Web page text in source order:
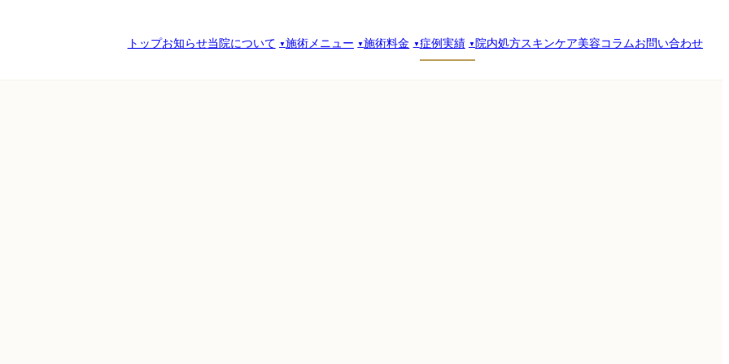
トップお知らせ当院について 施術メニュー 施術料金 症例実績 院内処方スキンケア美容コラムお問い合わせ